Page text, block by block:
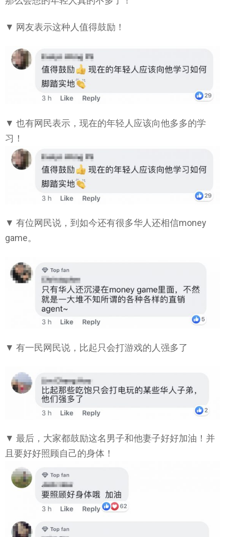
▼ 网友表示这种人值得鼓励！
▼ 也有网民表示，现在的年轻人应该向他多多的学
习！
▼ 有位网民说，到如今还有很多华人还相信money
game。
▼ 有一民网民说，比起只会打游戏的人强多了
▼ 最后，大家都鼓励这名男子和他妻子好好加油！并
且要好好照顾自己的身体！